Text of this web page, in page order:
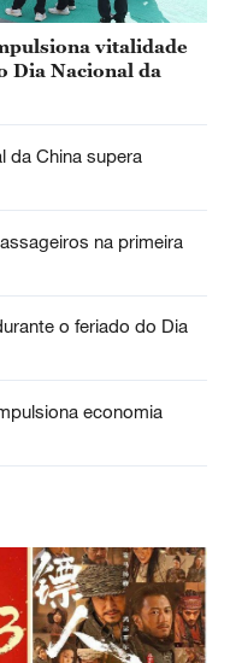
vitalidade
Dia Nacional da
da China supera
na primeira
o feriado do Dia
economia